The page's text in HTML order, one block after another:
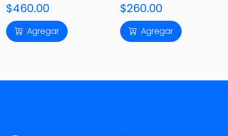
$460.00
Agregar
$260.00
Agregar